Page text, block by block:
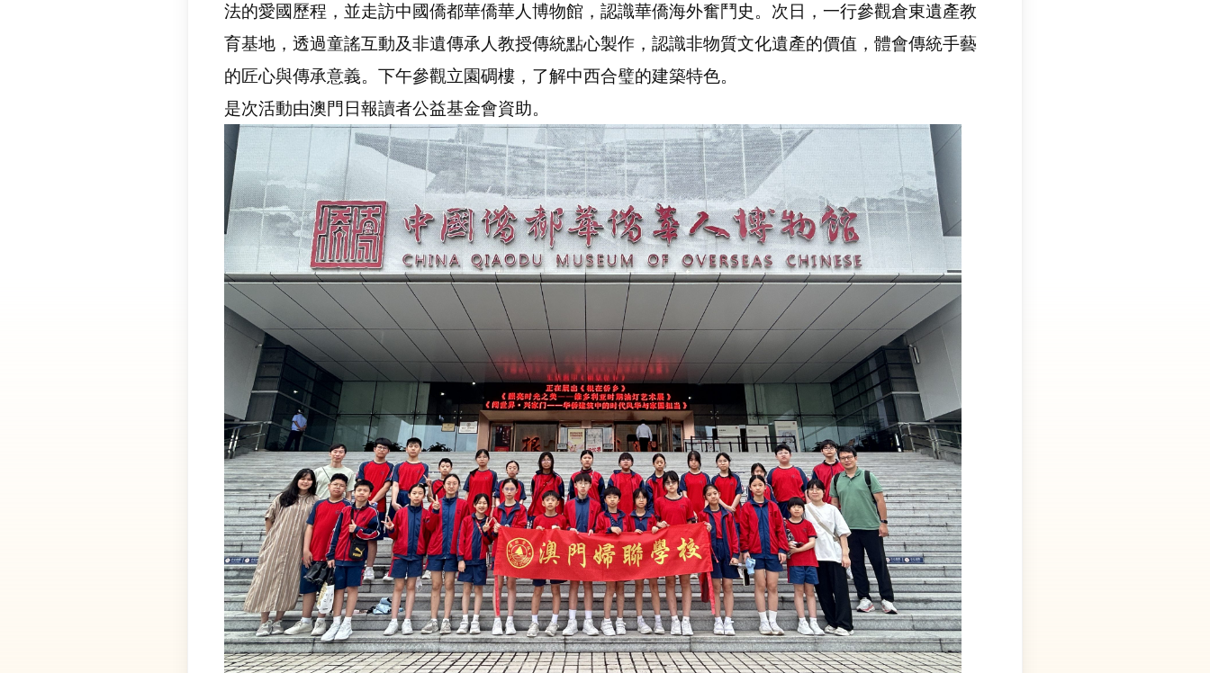
法的愛國歷程，並走訪中國僑都華僑華人博物館，認識華僑海外奮鬥史。次日，一行參觀倉東遺產教
育基地，透過童謠互動及非遺傳承人教授傳統點心製作，認識非物質文化遺產的價值，體會傳統手藝
的匠心與傳承意義。下午參觀立園碉樓，了解中西合璧的建築特色。
是次活動由澳門日報讀者公益基金會資助。